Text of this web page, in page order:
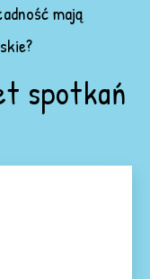
mają
spotkań